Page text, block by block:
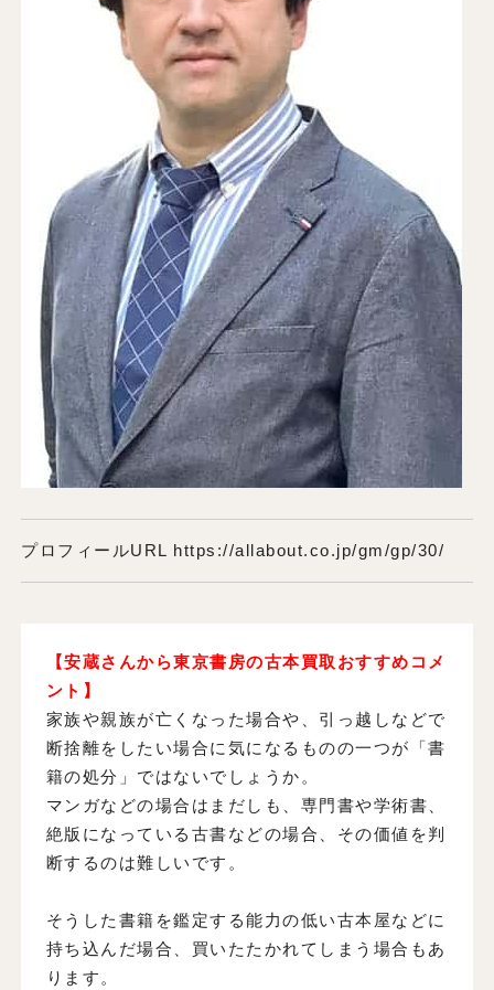
プロフィールURL https://allabout.co.jp/gm/gp/30/
【安蔵さんから東京書房の古本買取おすすめコメ
ント】
家族や親族が亡くなった場合や、引っ越しなどで
断捨離をしたい場合に気になるものの一つが「書
籍の処分」ではないでしょうか。
マンガなどの場合はまだしも、専門書や学術書、
絶版になっている古書などの場合、その価値を判
断するのは難しいです。
そうした書籍を鑑定する能力の低い古本屋などに
持ち込んだ場合、買いたたかれてしまう場合もあ
ります。